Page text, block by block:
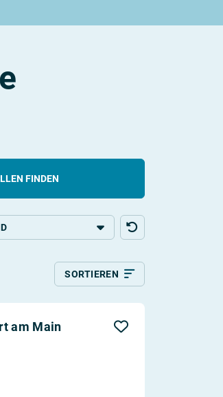
FINDEN
SORTIEREN
Aktualität
am Main